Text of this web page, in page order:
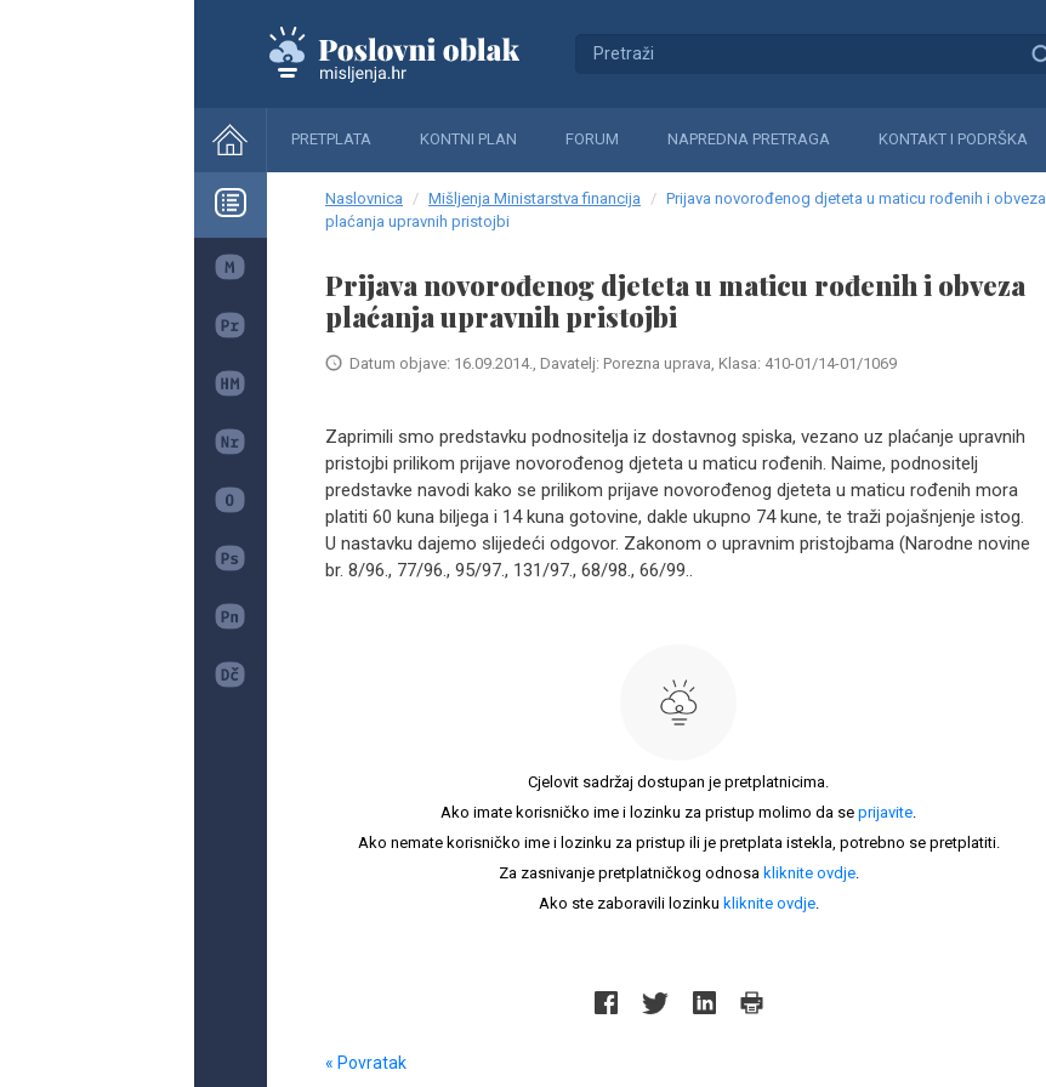
PRETPLATA KONTNI PLAN FORUM NAPREDNA PRETRAGA KONTAKT I PODRŠKA
Naslovnica Mišljenja Ministarstva financija
Prijava novorođenog djeteta u maticu rođenih i obveza
plaćanja upravnih pristojbi
Prijava novorođenog djeteta u maticu rođenih i obveza
plaćanja upravnih pristojbi
Datum objave: 16.09.2014., Davatelj: Porezna uprava, Klasa: 410-01/14-01/1069
Zaprimili smo predstavku podnositelja iz dostavnog spiska, vezano uz plaćanje upravnih
pristojbi prilikom prijave novorođenog djeteta u maticu rođenih. Naime, podnositelj
predstavke navodi kako se prilikom prijave novorođenog djeteta u maticu rođenih mora
platiti 60 kuna biljega i 14 kuna gotovine, dakle ukupno 74 kune, te traži pojašnjenje istog.
U nastavku dajemo slijedeći odgovor. Zakonom o upravnim pristojbama (Narodne novine
br. 8/96., 77/96., 95/97., 131/97., 68/98., 66/99..
Cjelovit sadržaj dostupan je pretplatnicima.
Ako imate korisničko ime i lozinku za pristup molimo da se prijavite.
Ako nemate korisničko ime i lozinku za pristup ili je pretplata istekla, potrebno se pretplatiti.
Za zasnivanje pretplatničkog odnosa kliknite ovdje.
Ako ste zaboravili lozinku kliknite ovdje.
« Povratak